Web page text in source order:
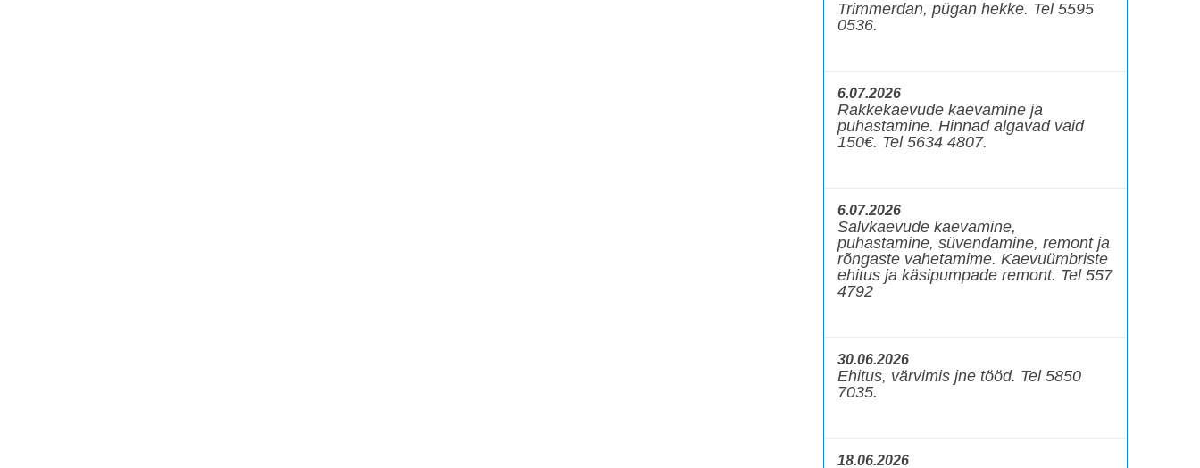
Trimmerdan, pügan hekke. Tel 5595
0536.
6.07.2026
Rakkekaevude kaevamine ja
puhastamine. Hinnad algavad vaid
150€. Tel 5634 4807.
6.07.2026
Salvkaevude kaevamine,
puhastamine, süvendamine, remont ja
rõngaste vahetamime. Kaevuümbriste
ehitus ja käsipumpade remont. Tel 557
4792
30.06.2026
Ehitus, värvimis jne tööd. Tel 5850
7035.
18.06.2026